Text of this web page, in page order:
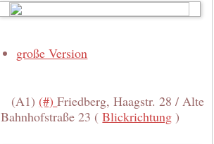
große Version
(A1) (#)Friedberg, Haagstr. 28 / Alte
Bahnhofstraße 23 (Blickrichtung )